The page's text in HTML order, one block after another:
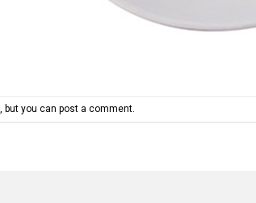
but you can post a comment